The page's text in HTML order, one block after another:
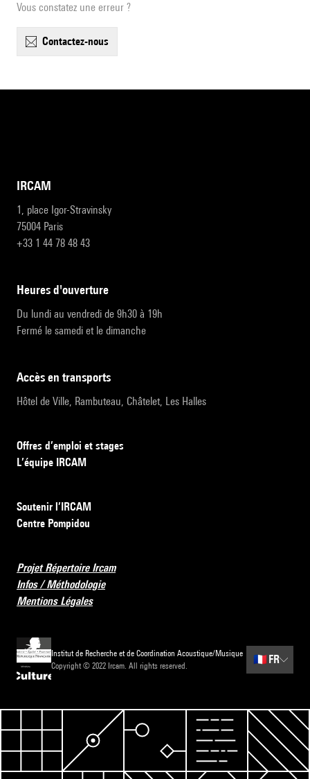
Vous constatez une erreur ?
contactez-nous
IRCAM
1, place Igor-Stravinsky
75004 Paris
+33 1 44 78 48 43
heures d'ouverture
Du lundi au vendredi de 9h30 à 19h
Fermé le samedi et le dimanche
accès en transports
Hôtel de Ville, Rambuteau, Châtelet, Les Halles
Offres d’emploi et stages
L’équipe IRCAM
Soutenir l’IRCAM
Centre Pompidou
Projet Répertoire Ircam
Infos / Méthodologie
Mentions Légales
Institut de Recherche et de Coordination Acoustique/Musique
Copyright © 2022 Ircam. All rights reserved.
🇫🇷 FR